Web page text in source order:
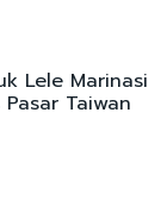
Lele Marinasi
Taiwan